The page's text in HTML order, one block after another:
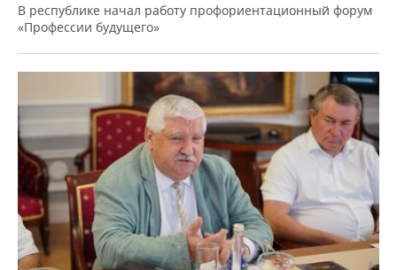
В республике начал работу профориентационный форум
«Профессии будущего»